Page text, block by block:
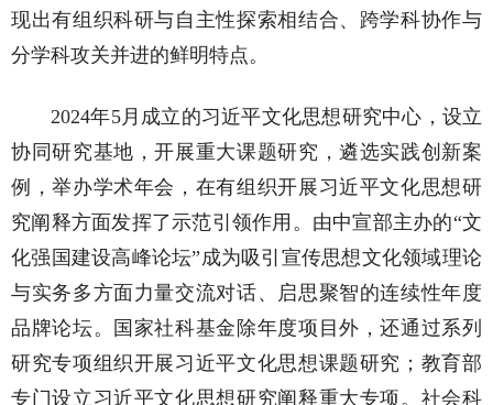
现出有组织科研与自主性探索相结合、跨学科协作与
分学科攻关并进的鲜明特点。
2024年5月成立的习近平文化思想研究中心，设立
协同研究基地，开展重大课题研究，遴选实践创新案
例，举办学术年会，在有组织开展习近平文化思想研
究阐释方面发挥了示范引领作用。由中宣部主办的“文
化强国建设高峰论坛”成为吸引宣传思想文化领域理论
与实务多方面力量交流对话、启思聚智的连续性年度
品牌论坛。国家社科基金除年度项目外，还通过系列
研究专项组织开展习近平文化思想课题研究；教育部
专门设立习近平文化思想研究阐释重大专项。社会科